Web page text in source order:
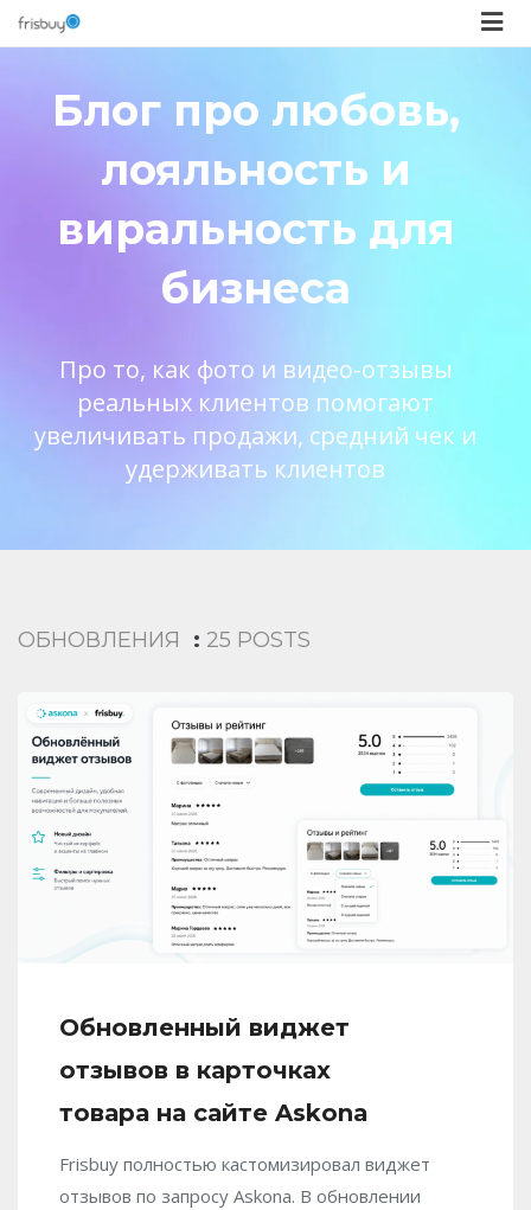
Блог про любовь,
лояльность и
виральность для
бизнеса
Про то, как фото и видео-отзывы
реальных клиентов помогают
увеличивать продажи, средний чек и
удерживать клиентов
ОБНОВЛЕНИЯ : 25 POSTS
Обновленный виджет
отзывов в карточках
товара на сайте Askona
Frisbuy полностью кастомизировал виджет
отзывов по запросу Askona. В обновлении